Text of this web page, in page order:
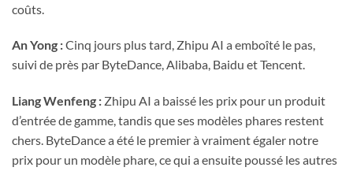
coûts.
An Yong :Cinq jours plus tard, Zhipu AI a emboîté le pas,
suivi de près par ByteDance, Alibaba, Baidu et Tencent.
Liang Wenfeng : Zhipu AI a baissé les prix pour un produit
d’entrée de gamme, tandis que ses modèles phares restent
chers. ByteDance a été le premier à vraiment égaler notre
prix pour un modèle phare, ce qui a ensuite poussé les autres